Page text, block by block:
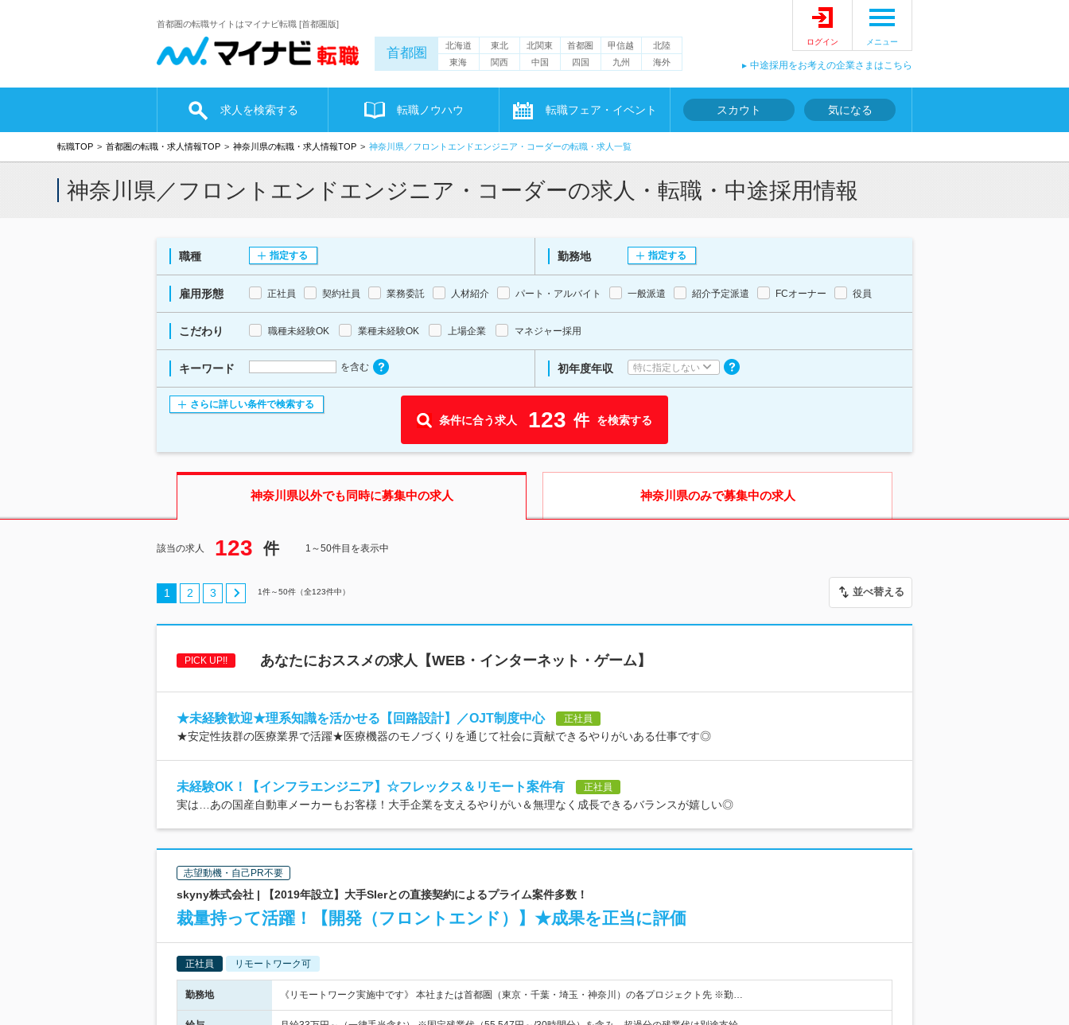
首都圏の転職サイトはマイナビ転職 [首都圏版]
首都圏 北海道 東北 北関東 首都圏 甲信越
北陸
東海
関西 中国 四国 九州 海外
ログイン メニュー
中途採用をお考えの企業さまはこちら
求人を検索する 転職ノウハウ 転職フェア・イベント スカウト 気になる
転職TOP 首都圏の転職・求人情報TOP 神奈川県の転職・求人情報TOP 神奈川県／フロントエンドエンジニア・コーダーの転職・求人一覧
神奈川県／フロントエンドエンジニア・コーダーの求人・転職・中途採用情報
職種 指定する 勤務地 指定する
雇用形態 正社員 契約社員 業務委託 人材紹介 パート・アルバイト 一般派遣 紹介予定派遣 FCオーナー 役員
こだわり 職種未経験OK 業種未経験OK 上場企業 マネジャー採用
キーワード を含む 初年度年収 特に指定しない
さらに詳しい条件で検索する
条件に合う求人 123 件 を検索する
神奈川県以外でも同時に募集中の求人 神奈川県のみで募集中の求人
該当の求人 123 件 1～50件目を表示中
1 2 3 1件～50件（全123件中） 並べ替える
PICK UP!! あなたにおススメの求人【WEB・インターネット・ゲーム】
★未経験歓迎★理系知識を活かせる【回路設計】／OJT制度中心 正社員
★安定性抜群の医療業界で活躍★医療機器のモノづくりを通じて社会に貢献できるやりがいある仕事です◎
未経験OK！【インフラエンジニア】☆フレックス＆リモート案件有 正社員
実は…あの国産自動車メーカーもお客様！大手企業を支えるやりがい＆無理なく成長できるバランスが嬉しい◎
志望動機・自己PR不要
skyny株式会社 | 【2019年設立】大手SIerとの直接契約によるプライム案件多数！
裁量持って活躍！【開発（フロントエンド）】★成果を正当に評価
正社員 リモートワーク可
勤務地 《リモートワーク実施中です》 本社または首都圏（東京・千葉・埼玉・神奈川）の各プロジェクト先 ※勤…